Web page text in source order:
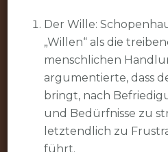
Der Wille:
„Willen“ als die
menschlichen
argumentierte, dass
bringt, nach
und Bedürfnisse zu
letztendlich zu
führt.